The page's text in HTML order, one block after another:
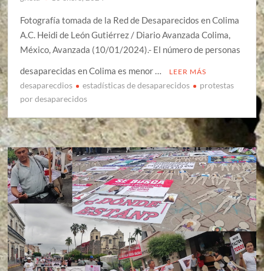
Fotografía tomada de la Red de Desaparecidos en Colima
A.C. Heidi de León Gutiérrez / Diario Avanzada Colima,
México, Avanzada (10/01/2024).- El número de personas
desaparecidas en Colima es menor …
LEER MÁS
desaparecdios estadísticas de desaparecidos
protestas
por desaparecidos